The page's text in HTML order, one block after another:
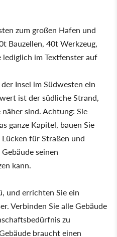
zum großen Hafen und
Bauzellen, 40t Werkzeug,
lediglich im Textfenster auf
Insel im Südwesten ein
ist der südliche Strand,
sind. Achtung: Sie
ganze Kapitel, bauen Sie
Lücken für Straßen und
seinen
kann.
und errichten Sie ein
Verbinden Sie alle Gebäude
zu
braucht einen